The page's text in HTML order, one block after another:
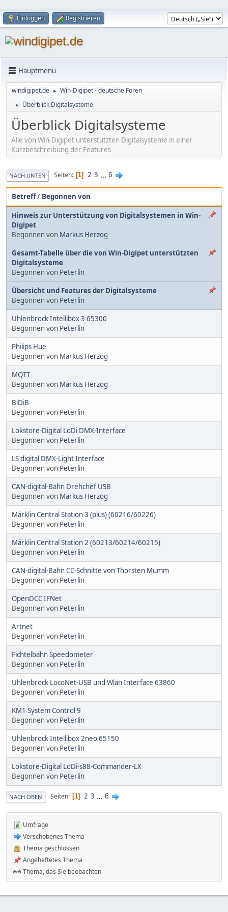
Einloggen Registrieren
Hauptmenü
windigipet.de ► Win-Digipet - deutsche Foren
► Überblick Digitalsysteme
Überblick Digitalsysteme
Alle von Win-Digipet unterstützten Digitalsysteme in einer
Kurzbeschreibung der Features
NACH UNTEN Seiten 1 2 3 ... 6
Betreff/ Begonnen von
Hinweis zur Unterstützung von Digitalsystemen in Win-
Digipet
Begonnen von Markus Herzog
Gesamt-Tabelle über die von Win-Digipet unterstützten
Digitalsysteme
Begonnen von Peterlin
Übersicht und Features der Digitalsysteme
Begonnen von Peterlin
Uhlenbrock Intellibox 3 65300
Begonnen von Peterlin
Philips Hue
Begonnen von Markus Herzog
MQTT
Begonnen von Markus Herzog
BiDiB
Begonnen von Peterlin
Lokstore-Digital LoDi DMX-Interface
Begonnen von Peterlin
LS digital DMX-Light Interface
Begonnen von Peterlin
CAN-digital-Bahn Drehchef USB
Begonnen von Markus Herzog
Märklin Central Station 3 (plus) (60216/60226)
Begonnen von Peterlin
Märklin Central Station 2 (60213/60214/60215)
Begonnen von Peterlin
CAN-digital-Bahn CC-Schnitte von Thorsten Mumm
Begonnen von Peterlin
OpenDCC IFNet
Begonnen von Peterlin
Artnet
Begonnen von Peterlin
Fichtelbahn Speedometer
Begonnen von Peterlin
Uhlenbrock LocoNet-USB und Wlan Interface 63860
Begonnen von Peterlin
KM1 System Control 9
Begonnen von Peterlin
Uhlenbrock Intellibox 2neo 65150
Begonnen von Peterlin
Lokstore-Digital LoDi-s88-Commander-LX
Begonnen von Peterlin
NACH OBEN Seiten 1 2 3 ... 6
Umfrage
Verschobenes Thema
Thema geschlossen
Angeheftetes Thema
Thema, das Sie beobachten